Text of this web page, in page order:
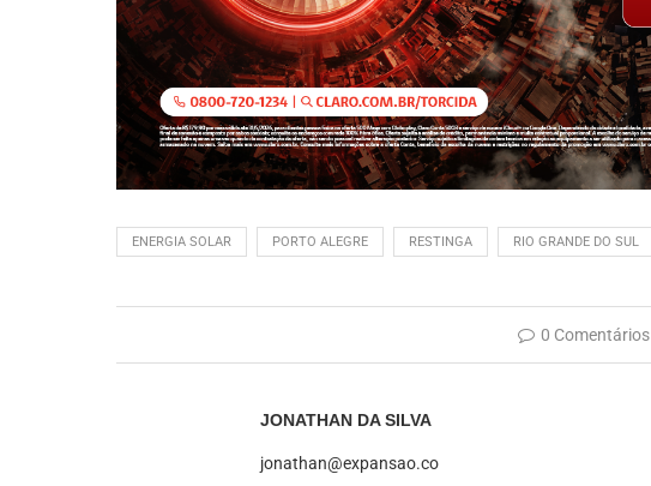
ENERGIA SOLAR PORTO ALEGRE RESTINGA RIO GRANDE DO SUL
0 Comentários
JONATHAN DA SILVA
jonathan@expansao.co